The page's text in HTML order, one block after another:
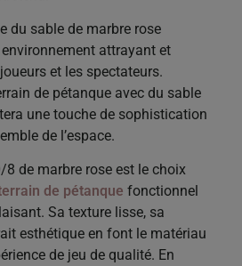
du sable de marbre rose
attrayant et
et les spectateurs.
de pétanque avec du sable
une touche de sophistication
de l’espace.
8 de marbre rose est le choix
de pétanque fonctionnel
Sa texture lisse, sa
esthétique en font le matériau
de jeu de qualité. En